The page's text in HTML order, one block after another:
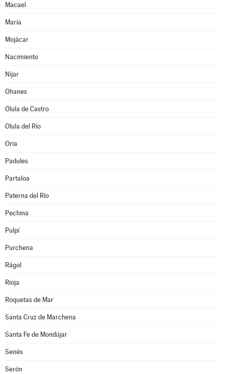
Macael
María
Mojácar
Nacimiento
Níjar
Ohanes
Olula de Castro
Olula del Río
Oria
Padules
Partaloa
Paterna del Río
Pechina
Pulpí
Purchena
Rágol
Rioja
Roquetas de Mar
Santa Cruz de Marchena
Santa Fe de Mondújar
Senés
Serón